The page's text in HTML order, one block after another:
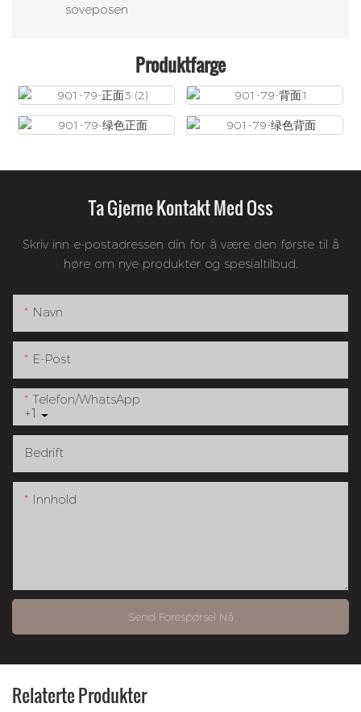
soveposen
Produktfarge
Ta Gjerne Kontakt Med Oss
Skriv inn e-postadressen din for å være den første til å
høre om nye produkter og spesialtilbud.
Navn
E-Post
+1
Telefon/whatsApp
Bedrift
Innhold
Send Forespørsel Nå
Relaterte Produkter